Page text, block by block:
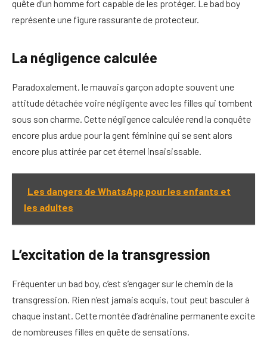
quête d’un homme fort capable de les protéger. Le bad boy
représente une figure rassurante de protecteur.
La négligence calculée
Paradoxalement, le mauvais garçon adopte souvent une
attitude détachée voire négligente avec les filles qui tombent
sous son charme. Cette négligence calculée rend la conquête
encore plus ardue pour la gent féminine qui se sent alors
encore plus attirée par cet éternel insaisissable.
Les dangers de WhatsApp pour les enfants et
les adultes
L’excitation de la transgression
Fréquenter un bad boy, c’est s’engager sur le chemin de la
transgression. Rien n’est jamais acquis, tout peut basculer à
chaque instant. Cette montée d’adrénaline permanente excite
de nombreuses filles en quête de sensations.